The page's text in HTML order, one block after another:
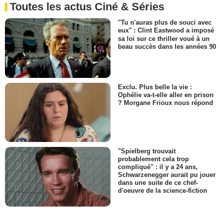
Toutes les actus Ciné & Séries
"Tu n'auras plus de souci avec
eux" : Clint Eastwood a imposé
sa loi sur ce thriller voué à un
beau succès dans les années 90
Exclu. Plus belle la vie :
Ophélie va-t-elle aller en prison
? Morgane Frioux nous répond
"Spielberg trouvait
probablement cela trop
compliqué" : il y a 24 ans,
Schwarzenegger aurait pu jouer
dans une suite de ce chef-
d'oeuvre de la science-fiction